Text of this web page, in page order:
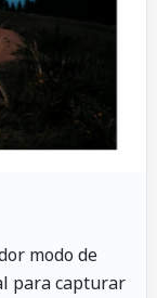
modo de
para capturar